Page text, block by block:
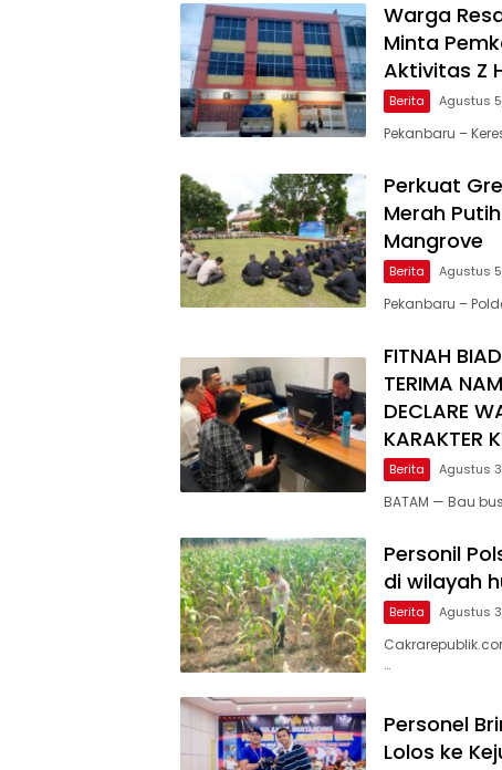
Warga
Minta
Aktivitas Z
Berita Agustus
Pekanbaru –
Perkuat
Merah
Mangrove
Berita Agustus
Pekanbaru –
FITNAH
TERIMA
DECLARE
KARAKTER
Berita Agustus
BATAM — Bau
Personil
di wilayah
Berita Agustus
…
Personel
Lolos ke